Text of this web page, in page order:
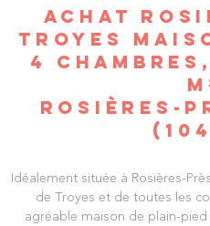
ACHAT
TROYES
4
ROSIÈRES-
Idéalement située à Rosières-
de Troyes et de toutes les
agréable maison de plain-